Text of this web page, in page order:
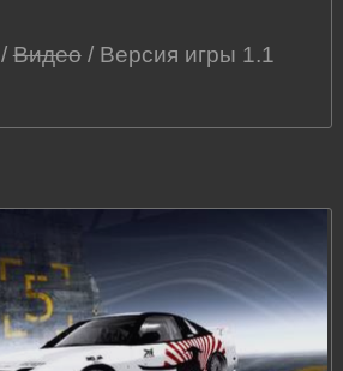
/Видео/ Версия игры 1.1